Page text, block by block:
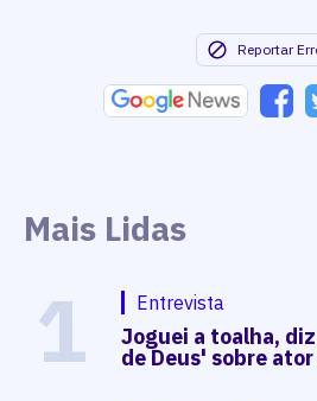
Reportar
Mais Lidas
1 Entrevista
Joguei a toalha,
de Deus' sobre